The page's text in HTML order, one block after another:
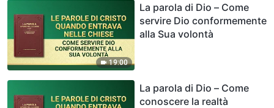
19:00
La parola di Dio – Come
servire Dio conformemente
alla Sua volontà
La parola di Dio – Come
conoscere la realtà